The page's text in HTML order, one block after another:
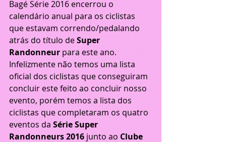
Bagé Série 2016 encerrou o
calendário anual para os ciclistas
que estavam correndo/pedalando
atrás do título de Super
Randonneur para este ano.
Infelizmente não temos uma lista
oficial dos ciclistas que conseguiram
concluir este feito ao concluir nosso
evento, porém temos a lista dos
ciclistas que completaram os quatro
eventos da Série Super
Randonneurs 2016 junto ao Clube